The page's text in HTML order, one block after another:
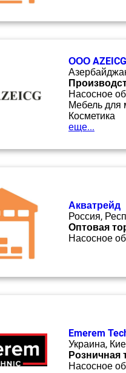
ООО AZEICG
Насосное
Мебель для
Косметика
еще...
Акватрейд
Россия,
Оптовая
Насосное
Emerem
Украина,
Розничная
Насосное